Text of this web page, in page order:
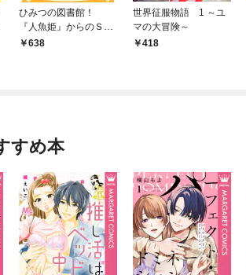
ひみつの図書館！
『人魚姫』からのＳＯ
Ｓ！？
638
世界征服物語 1 ～ユ
マの大冒険～
418
すめ本